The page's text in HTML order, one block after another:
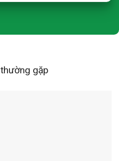
thường gặp